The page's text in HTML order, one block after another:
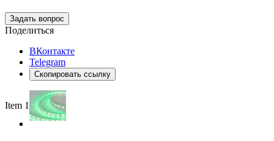
Задать вопрос
Поделиться
ВКонтакте
Telegram
Скопировать ссылку
Item 1 of 4